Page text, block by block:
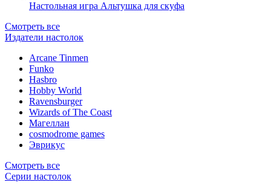
Настольная игра Альтушка для скуфа
Смотреть все
Издатели настолок
Arcane Tinmen
Funko
Hasbro
Hobby World
Ravensburger
Wizards of The Coast
Магеллан
сosmodrome games
Эврикус
Смотреть все
Серии настолок